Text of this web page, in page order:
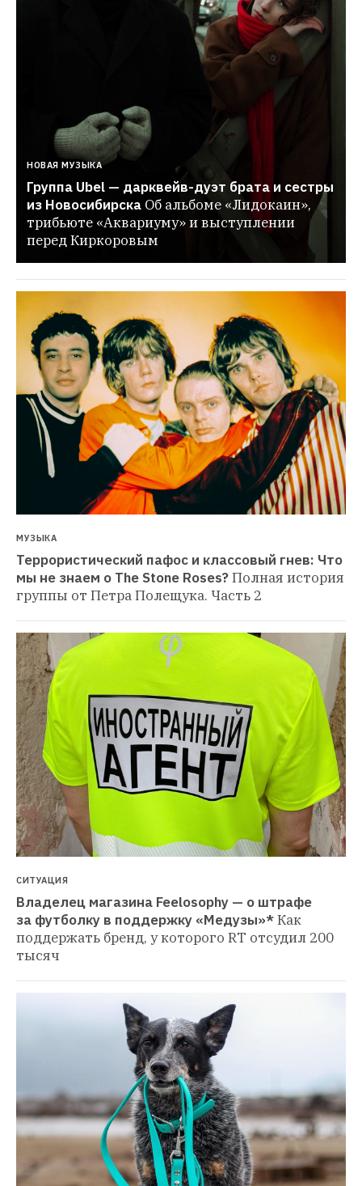
НОВАЯ МУЗЫКА
Группа Ubel — дарквейв-дуэт брата и сестры
из Новосибирска Об альбоме «Лидокаин»,
трибьюте «Аквариуму» и выступлении
перед Киркоровым
МУЗЫКА
Террористический пафос и классовый гнев: Что
мы не знаем о The Stone Roses?Полная история
группы от Петра Полещука. Часть 2
СИТУАЦИЯ
Владелец магазина Feelosophy — о штрафе
за футболку в поддержку «Медузы»*Как
поддержать бренд, у которого RT отсудил 200
тысяч